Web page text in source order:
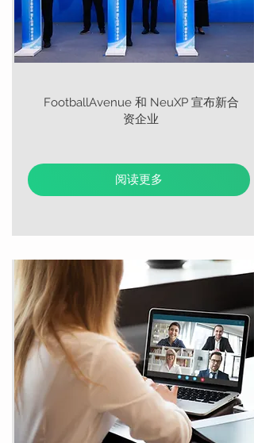
FootballAvenue 和 NeuXP 宣布新合
资企业
阅读更多